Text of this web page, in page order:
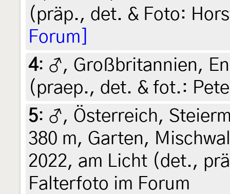
(präp., det. & Foto:
Forum]
4: ♂, Großbritannien,
(praep., det. & fot.:
5: ♂, Österreich,
380 m, Garten,
2022, am Licht (det.,
Falterfoto im Forum